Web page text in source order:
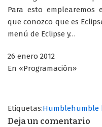
Para esto emplearemos
que conozco que es
menú de Eclipse y…
26 enero 2012
En «Programación»
Etiquetas:Humblehumble
Deja un comentario